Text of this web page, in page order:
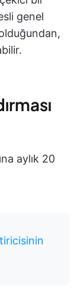
genel
aylık 20